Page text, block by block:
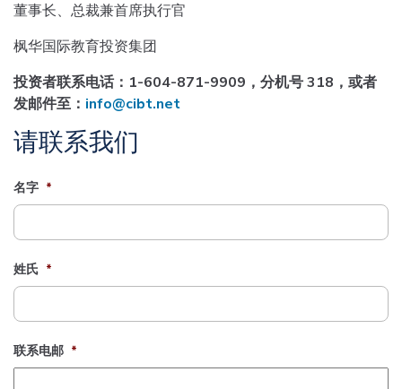
董事长、总裁兼首席执行官
枫华国际教育投资集团
投资者联系电话：1-604-871-9909，分机号 318，或者
发邮件至： info@cibt.net
请联系我们
名字 *
姓氏 *
联系电邮 *